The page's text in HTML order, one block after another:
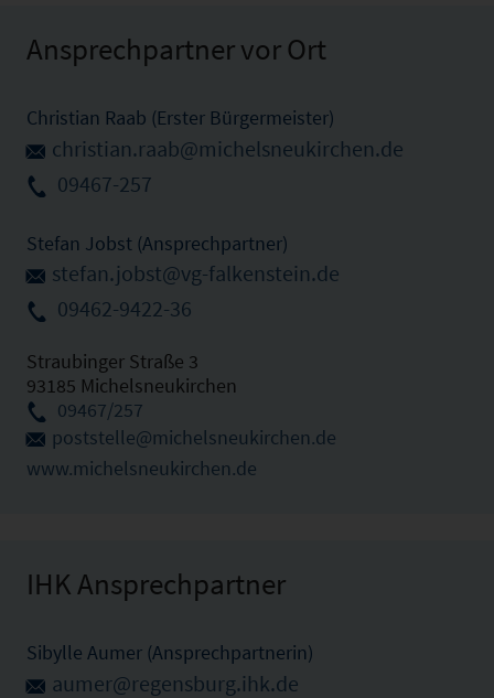
Ansprechpartner vor Ort
Christian Raab (Erster Bürgermeister)
christian.raab@michelsneukirchen.de
09467-257
Stefan Jobst (Ansprechpartner)
stefan.jobst@vg-falkenstein.de
09462-9422-36
Straubinger Straße 3
93185 Michelsneukirchen
09467/257
poststelle@michelsneukirchen.de
www.michelsneukirchen.de
IHK Ansprechpartner
Sibylle Aumer (Ansprechpartnerin)
aumer@regensburg.ihk.de